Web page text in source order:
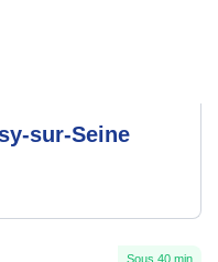
sur-Seine
Sous 40 min